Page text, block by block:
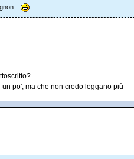
po', ma che non credo leggano più